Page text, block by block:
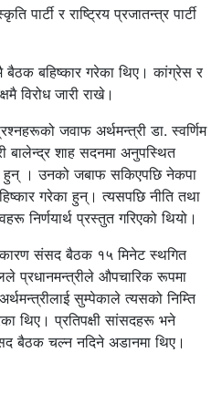
पार्टी र राष्ट्रिय प्रजातन्त्र पार्टी
बहिष्कार गरेका थिए। कांग्रेस र
विरोध जारी राखे।
जवाफ अर्थमन्त्री डा. स्वर्णिम
बालेन्द्र शाह सदनमा अनुपस्थित
हुन् । उनको जबाफ सकिएपछि नेकपा
गरेका हुन्। त्यसपछि नीति तथा
निर्णयार्थ प्रस्तुत गरिएको थियो।
कारण संसद बैठक १५ मिनेट स्थगित
प्रधानमन्त्रीले औपचारिक रूपमा
सुम्पेकाले त्यसको निम्ति
थिए। प्रतिपक्षी सांसदहरू भने
बैठक चल्न नदिने अडानमा थिए।